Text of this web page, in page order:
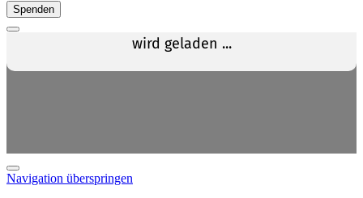
Spenden
Navigation überspringen